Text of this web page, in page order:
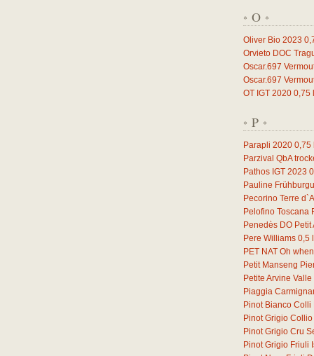
* O *
Oliver Bio 2023
Orvieto DOC
Oscar.697
Oscar.697
OT IGT 2020 0,75
* P *
Parapli 2020 0,75
Parzival QbA
Pathos IGT 2023
Pauline
Pecorino Terre
Pelofino Toscana
Penedès DO
Pere Williams 0,5
PET NAT Oh
Petit Manseng
Petite Arvine
Piaggia
Pinot Bianco
Pinot Grigio
Pinot Grigio Cru
Pinot Grigio Friuli